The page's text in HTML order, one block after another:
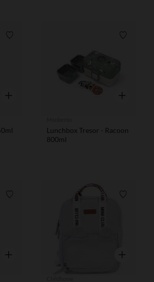
Aperçu rapide Aperçu
Lunchbox Tresor - Racoon
800ml
Aperçu rapide Aperçu